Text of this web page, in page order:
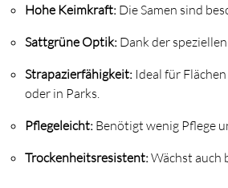
Hohe Keimkraft:Die Samen sind
Sattgrüne Optik:Dank der
Strapazierfähigkeit:Ideal für
oder in Parks.
Pflegeleicht:Benötigt wenig Pflege
Trockenheitsresistent:Wächst auch